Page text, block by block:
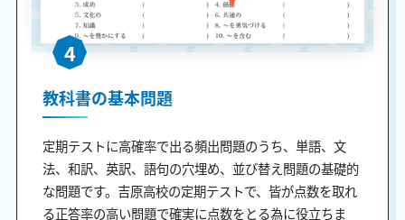
4
教科書の基本問題
定期テストに高確率で出る頻出問題のうち、単語、文
法、和訳、英訳、語句の穴埋め、並び替え問題の基礎的
な問題です。吉原高校の定期テストで、皆が点数を取れ
る正答率の高い問題で確実に点数をとる為に役立ちま